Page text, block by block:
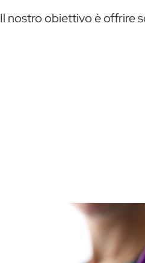
Il nostro obiettivo è offrire